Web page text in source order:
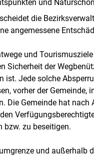
und
die
angemessene
und
Sicherheit der
ist. Jede solche
vorher der Gemeinde,
Die Gemeinde hat
bzw. zu beseitigen.
und außerhalb